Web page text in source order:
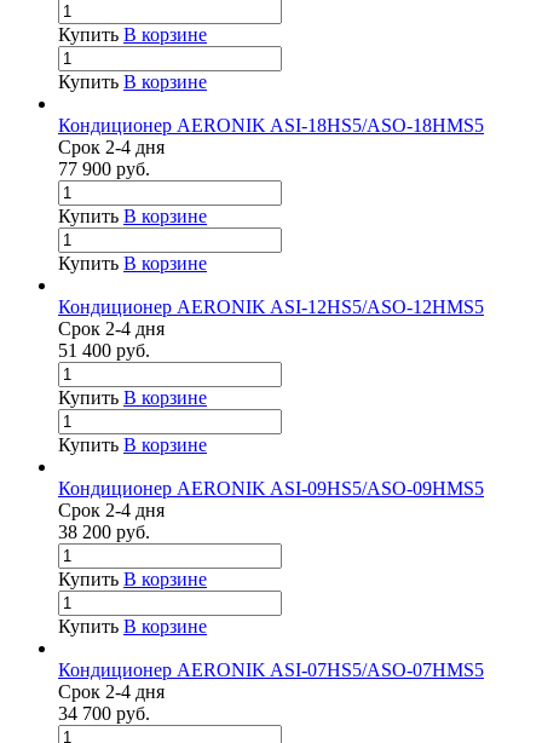
Купить В корзине
Купить В корзине
Кондиционер AERONIK ASI-18HS5/ASO-18HMS5
Срок 2-4 дня
77 900 руб.
Купить В корзине
Купить В корзине
Кондиционер AERONIK ASI-12HS5/ASO-12HMS5
Срок 2-4 дня
51 400 руб.
Купить В корзине
Купить В корзине
Кондиционер AERONIK ASI-09HS5/ASO-09HMS5
Срок 2-4 дня
38 200 руб.
Купить В корзине
Купить В корзине
Кондиционер AERONIK ASI-07HS5/ASO-07HMS5
Срок 2-4 дня
34 700 руб.